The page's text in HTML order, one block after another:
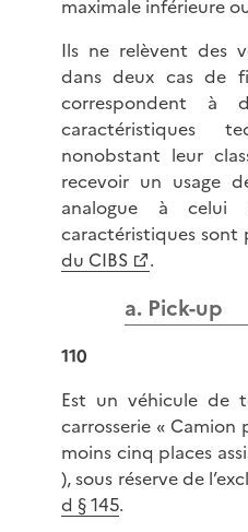
maximale inférieure
Ils ne relèvent des
dans deux cas de
correspondent à
caractéristiques
nonobstant leur
recevoir un usage
analogue à celui
caractéristiques sont
du CIBS
.
a. Pick-up
110
Est un véhicule de
carrosserie «
moins cinq places
), sous réserve de
d § 145.